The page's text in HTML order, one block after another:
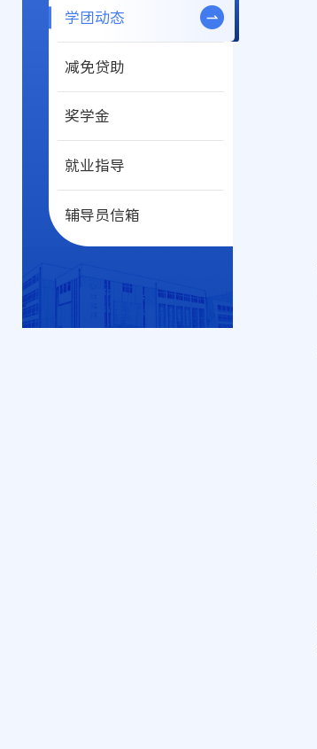
学团动态
减免贷助
奖学金
就业指导
辅导员信箱